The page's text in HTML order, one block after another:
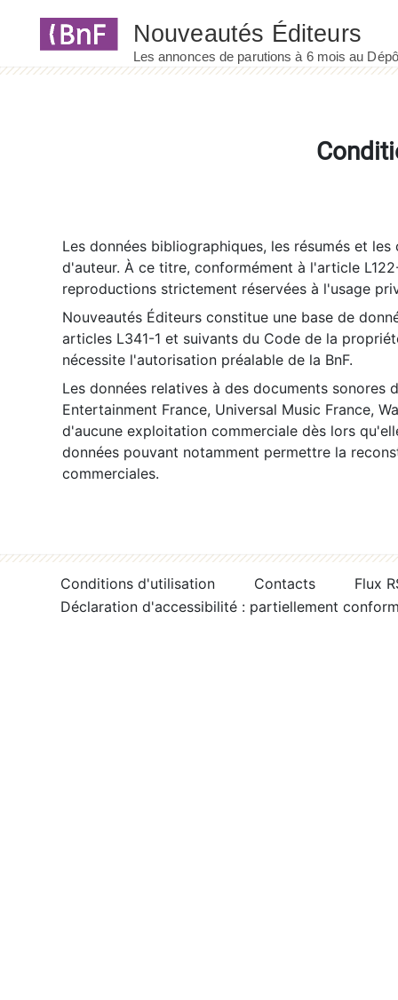
Les données bibliographiques, les résumés et
d'auteur. À ce titre, conformément à l'article
reproductions strictement réservées à l'usage
Nouveautés Éditeurs constitue une base de
articles L341-1 et suivants du Code de la
nécessite l'autorisation préalable de la BnF.
Les données relatives à des documents sonores
Entertainment France, Universal Music France,
d'aucune exploitation commerciale dès lors
données pouvant notamment permettre la
commerciales.
Conditions d'utilisation Contacts
Flux
Déclaration d'accessibilité : partiellement